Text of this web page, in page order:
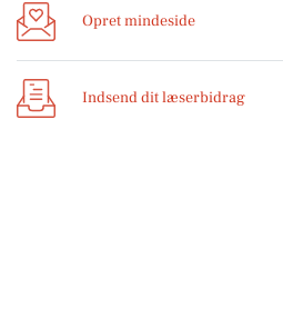
Opret mindeside
Indsend dit læserbidrag